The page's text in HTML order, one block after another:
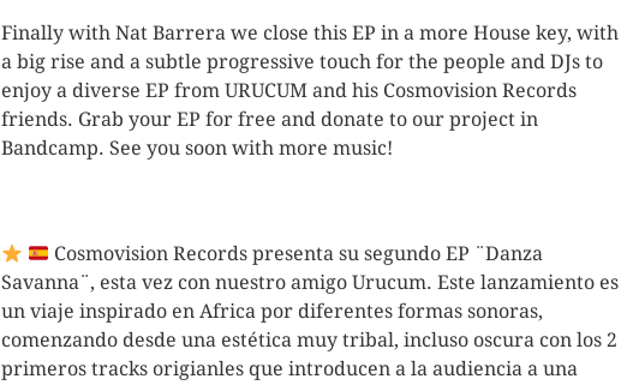
Finally with Nat Barrera we close this EP in a more House key, with
a big rise and a subtle progressive touch for the people and DJs to
enjoy a diverse EP from URUCUM and his Cosmovision Records
friends. Grab your EP for free and donate to our project in
Bandcamp. See you soon with more music!
Cosmovision Records presenta su segundo EP ¨Danza
Savanna¨, esta vez con nuestro amigo Urucum. Este lanzamiento es
un viaje inspirado en Africa por diferentes formas sonoras,
comenzando desde una estética muy tribal, incluso oscura con los 2
primeros tracks origianles que introducen a la audiencia a una